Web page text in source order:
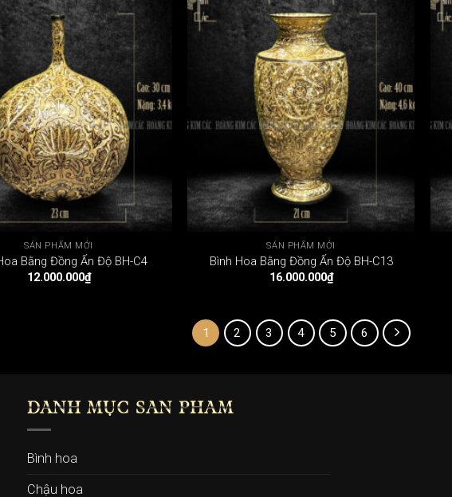
SẢN PHẨM MỚI
Bằng Đồng Ấn Độ BH-C4
12.000.000₫
SẢN PHẨM MỚI
Bình Hoa Bằng Đồng Ấn Độ BH-C13
16.000.000₫
1 2 3 4 5 6
DANH MỤC SẢN PHẨM
Bình hoa
Chậu hoa